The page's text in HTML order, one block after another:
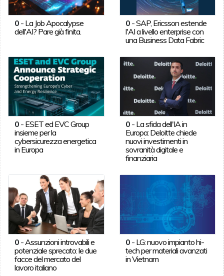
0- La Job Apocalypse
dell'AI? Pare già finita.
0 -SAP, Ericsson estende
l'AI a livello enterprise con
una Business Data Fabric
0- ESET ed EVC Group
insieme per la
cybersicurezza energetica
in Europa
0 - La sfida dell'IA in
Europa: Deloitte chiede
nuovi investimenti in
sovranità digitale e
finanziaria
0- Assunzioni introvabili e
potenziale sprecato: le due
facce del mercato del
lavoro italiano
0 - LG: nuovo impianto hi-
tech per materiali avanzati
in Vietnam